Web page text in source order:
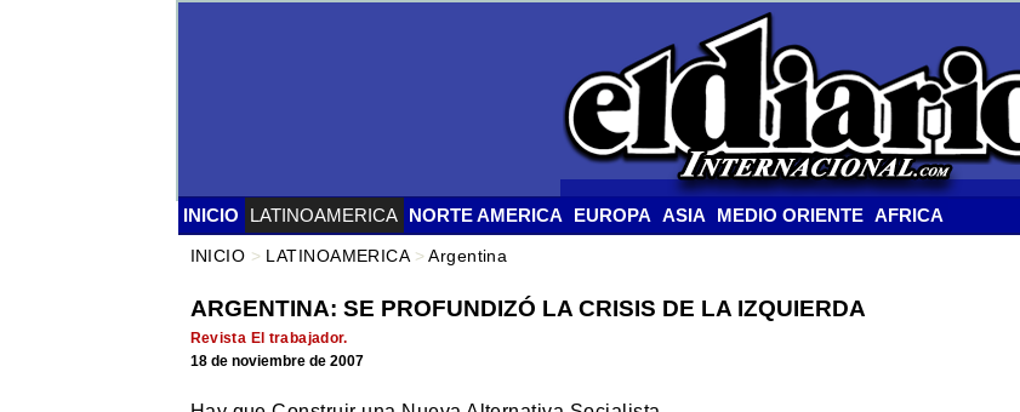
INICIO LATINOAMERICA NORTE AMERICA EUROPA ASIA MEDIO ORIENTE AFRICA
INICIO > LATINOAMERICA>Argentina
ARGENTINA: SE PROFUNDIZÓ LA CRISIS DE LA IZQUIERDA
Revista El trabajador.
18 de noviembre de 2007